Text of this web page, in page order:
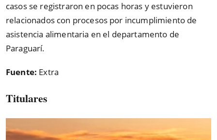
casos se registraron en pocas horas y estuvieron
relacionados con procesos por incumplimiento de
asistencia alimentaria en el departamento de
Paraguarí.
Fuente: Extra
Titulares